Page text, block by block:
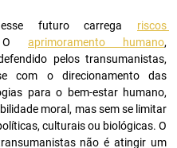
esse futuro carrega riscos
aprimoramento humano,
pelos transumanistas,
com o direcionamento das
para o bem-estar humano,
moral, mas sem se limitar
culturais ou biológicas. O
não é atingir um